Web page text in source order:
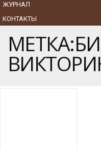
ЖУРНАЛ
КОНТАКТЫ